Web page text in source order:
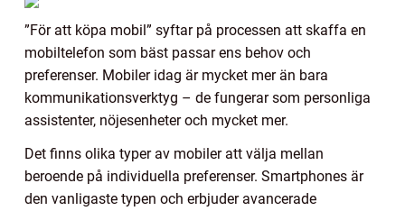
”För att köpa mobil” syftar på processen att skaffa en
mobiltelefon som bäst passar ens behov och
preferenser. Mobiler idag är mycket mer än bara
kommunikationsverktyg – de fungerar som personliga
assistenter, nöjesenheter och mycket mer.
Det finns olika typer av mobiler att välja mellan
beroende på individuella preferenser. Smartphones är
den vanligaste typen och erbjuder avancerade